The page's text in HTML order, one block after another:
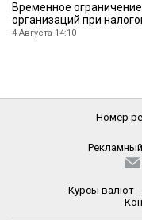
Временное
организаций при
4 Августа 14:10
Номер
Курсы валют